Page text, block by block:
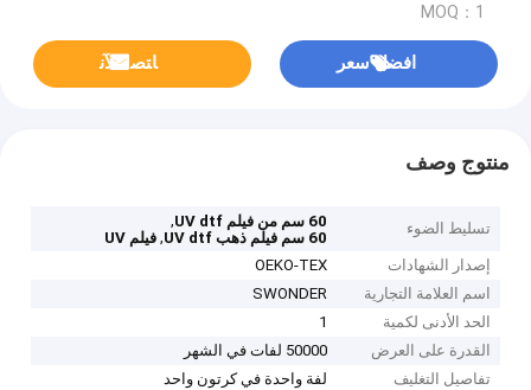
MOQ：1
افضل سعر ﺎﺘﺼﻟ ﺍﻶﻧ
منتوج وصف
تسليط الضوء 60 سم من فيلم UV dtf
,
60 سم فيلم ذهب UV dtf
,فيلم UV
إصدار الشهادات
OEKO-TEX
اسم العلامة التجارية
SWONDER
الحد الأدنى لكمية
1
القدرة على العرض
50000 لفات في الشهر
تفاصيل التغليف
لفة واحدة في كرتون واحد